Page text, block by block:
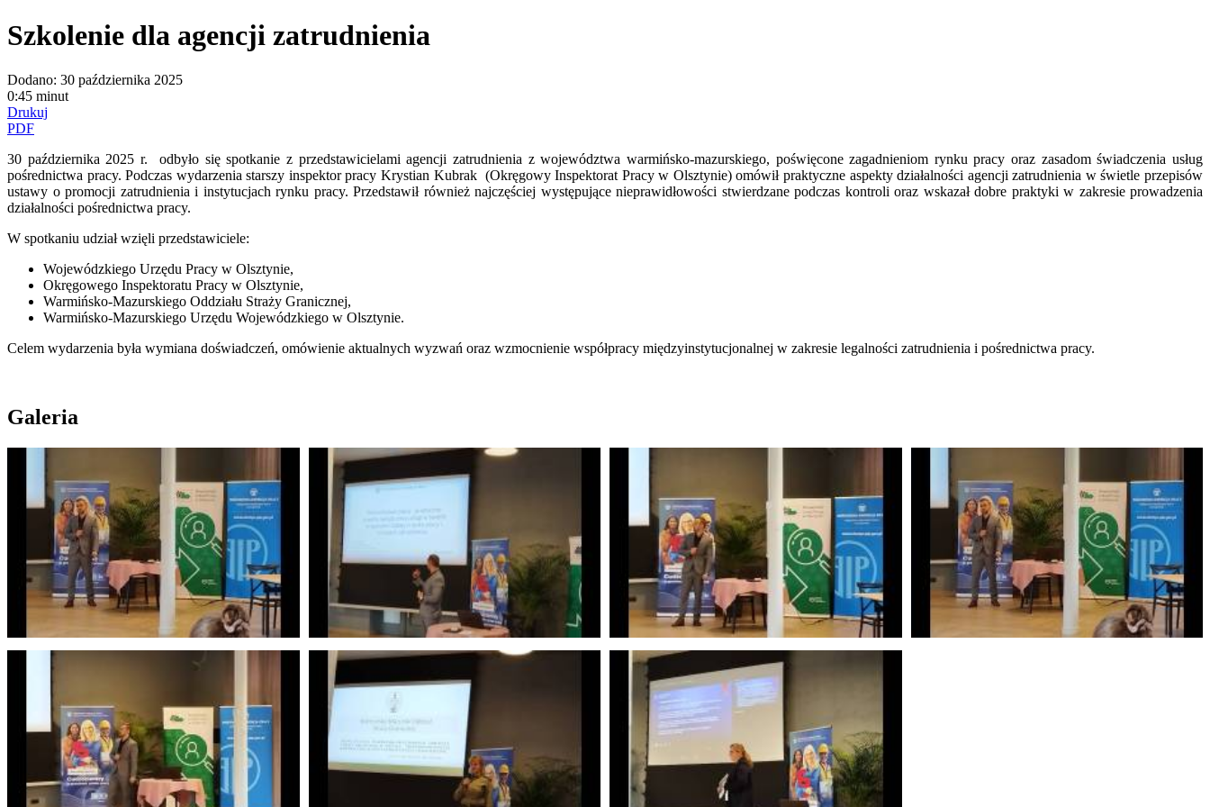
Szkolenie dla agencji zatrudnienia
Dodano: 30 października 2025
0:45 minut
Drukuj
PDF
30 października 2025 r. odbyło się spotkanie z przedstawicielami agencji zatrudnienia z województwa warmińsko-mazurskiego, poświęcone zagadnieniom rynku pracy oraz zasadom świadczenia usług
pośrednictwa pracy. Podczas wydarzenia starszy inspektor pracy Krystian Kubrak (Okręgowy Inspektorat Pracy w Olsztynie) omówił praktyczne aspekty działalności agencji zatrudnienia w świetle przepisów
ustawy o promocji zatrudnienia i instytucjach rynku pracy. Przedstawił również najczęściej występujące nieprawidłowości stwierdzane podczas kontroli oraz wskazał dobre praktyki w zakresie prowadzenia
działalności pośrednictwa pracy.
W spotkaniu udział wzięli przedstawiciele:
Wojewódzkiego Urzędu Pracy w Olsztynie,
Okręgowego Inspektoratu Pracy w Olsztynie,
Warmińsko-Mazurskiego Oddziału Straży Granicznej,
Warmińsko-Mazurskiego Urzędu Wojewódzkiego w Olsztynie.
Celem wydarzenia była wymiana doświadczeń, omówienie aktualnych wyzwań oraz wzmocnienie współpracy międzyinstytucjonalnej w zakresie legalności zatrudnienia i pośrednictwa pracy.
Galeria